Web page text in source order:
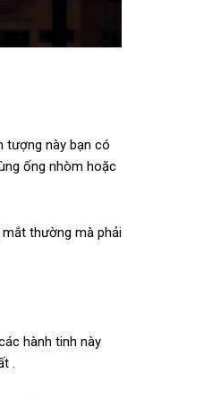
tượng này bạn có
ống nhòm hoặc
thường mà phải
hành tinh này
.